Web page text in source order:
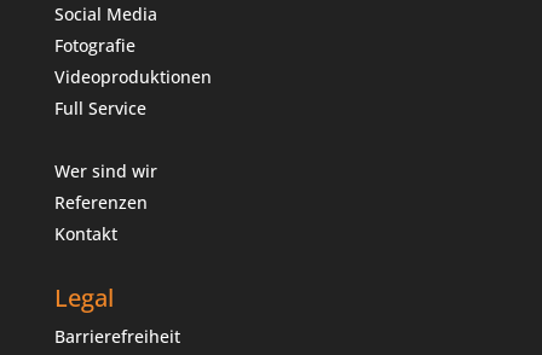
Social Media
Fotografie
Videoproduktionen
Full Service
Wer sind wir
Referenzen
Kontakt
Legal
Barrierefreiheit